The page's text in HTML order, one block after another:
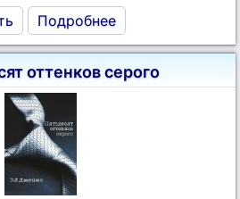
Подробнее
оттенков серого